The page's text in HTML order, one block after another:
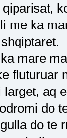
qiparisat,
me ka
mare
fluturuar
larget, aq
do
do te